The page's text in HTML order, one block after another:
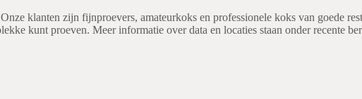
klanten zijn fijnproevers, amateurkoks en professionele koks van goede
kunt proeven. Meer informatie over data en locaties staan onder recente